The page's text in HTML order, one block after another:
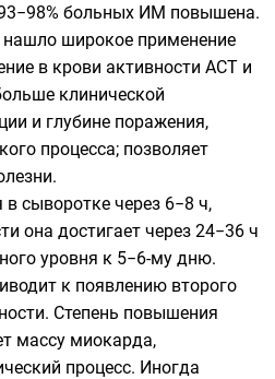
больных ИМ повышена.
нашло широкое применение
в крови активности АСТ и
клинической
и глубине поражения,
процесса; позволяет
сыворотке через 6−8 ч,
она достигает через 24−36 ч
уровня к 5−6-му дню.
к появлению второго
Степень повышения
массу миокарда,
процесс. Иногда